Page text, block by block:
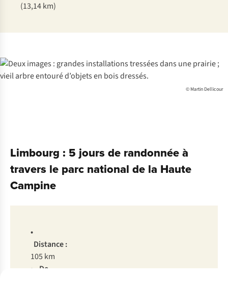
(13,14 km)
© Martin Dellicour
Limbourg : 5 jours de randonnée à
travers le parc national de la Haute
Campine
•
Distance :
105 km
• De